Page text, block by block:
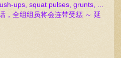
ups, squat pulses, grunts, ...
，全组组员将会连带受惩 ～ 延